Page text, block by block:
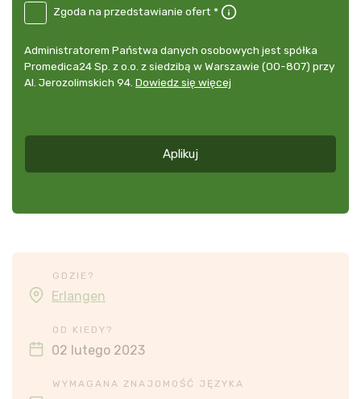
wycofania
dowolnym
momencie
udzielonej
DE
przedstawianie
Zgoda na przedstawianie ofert *
Administrator
danych
osobowych
Administratorem Państwa danych osobowych jest spółka
Promedica24 Sp. z o.o. z siedzibą w Warszawie (00-807) przy
Al. Jerozolimskich 94. Dowiedz się więcej
Aplikuj
GDZIE?
Erlangen
OD KIEDY?
02 lutego 2023
WYMAGANA ZNAJOMOŚĆ JĘZYKA